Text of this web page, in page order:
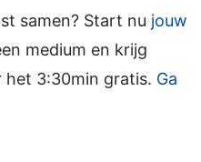
samen? Start nu jouw
medium en krijg
het 3:30min gratis. Ga